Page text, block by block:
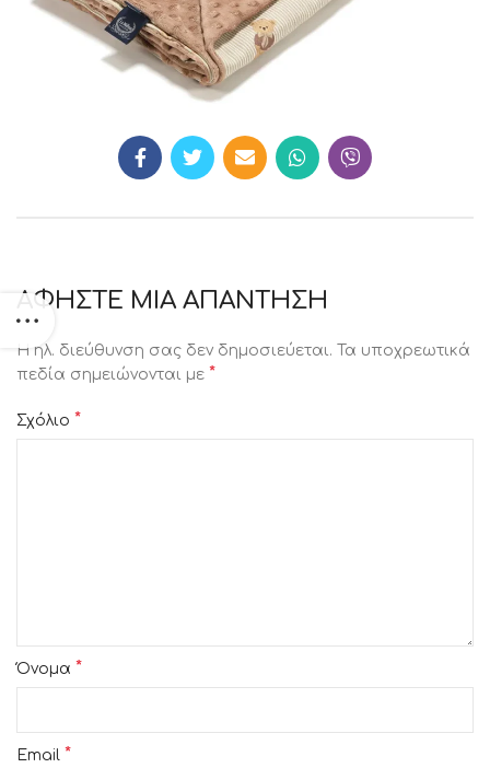
ΑΦΉΣΤΕ ΜΙΑ ΑΠΆΝΤΗΣΗ
Η ηλ. διεύθυνση σας δεν δημοσιεύεται.
Τα υποχρεωτικά
πεδία σημειώνονται με *
Σχόλιο *
Όνομα *
Email *